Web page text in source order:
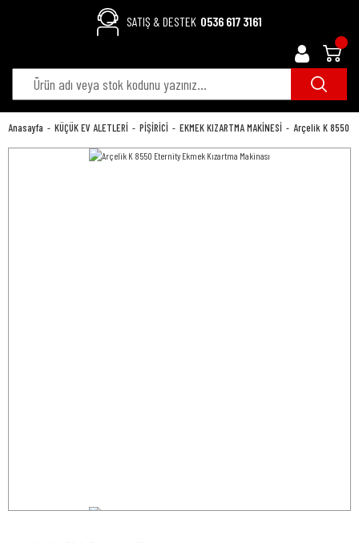
SATIŞ & DESTEK 0536 617 3161
Anasayfa KÜÇÜK EV ALETLERİ PİŞİRİCİ EKMEK KIZARTMA MAKİNESİ Arçelik K 8550